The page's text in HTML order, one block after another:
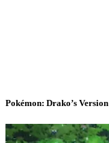
Pokémon: Drako’s Version